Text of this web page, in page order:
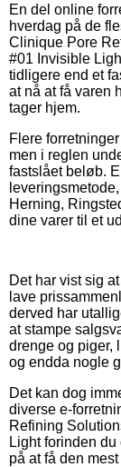
En del online
hverdag på de
Clinique Pore
#01 Invisible
tidligere end et
at nå at få varen
tager hjem.
Flere
men i reglen
fastslået beløb.
Herning,
dine varer til et
Det har vist sig
lave
derved har
at stampe
drenge og piger,
og endda nogle
Det kan dog
diverse e-
Refining
Light forinden
på at få den